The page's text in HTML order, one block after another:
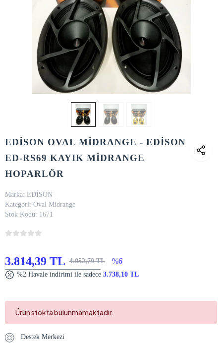
EDİSON OVAL MİDRANGE - EDİSON
ED-RS69 KAYIK MİDRANGE
HOPARLÖR
Marka: EDİSON
Kategori: Oval Midrange
Stok Kodu: 1671
3.814,39 TL 4.052,79 TL %6
%2 Havale indirimi ile sadece 3.738,10 TL
Ürün stokta bulunmamaktadır.
Destek Merkezi